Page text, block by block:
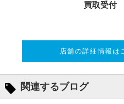
買取受付
店舗の詳細情報は
関連するブログ